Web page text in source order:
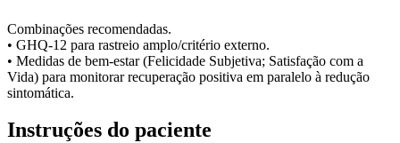
Combinações recomendadas.
• GHQ-12 para rastreio amplo/critério externo.
• Medidas de bem-estar(Felicidade Subjetiva; Satisfação com a
Vida) para monitorar recuperação positiva em paralelo à redução
sintomática.
Instruções do paciente